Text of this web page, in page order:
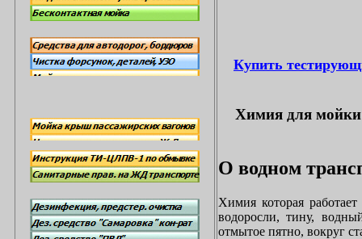
Купить
Химия для мойки
О водном
Химия которая
водоросли, тину,
отмытое пятно, вокруг